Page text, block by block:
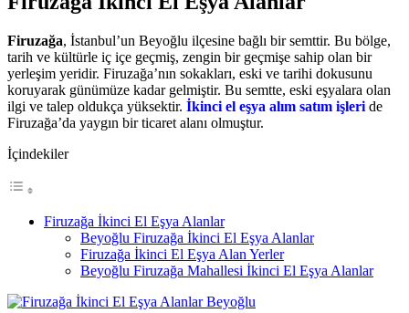
Firuzağa, İstanbul’un Beyoğlu ilçesine bağlı bir semttir. Bu bölge,
tarih ve kültürle iç içe geçmiş, zengin bir geçmişe sahip olan bir
yerleşim yeridir. Firuzağa’nın sokakları, eski ve tarihi dokusunu
koruyarak günümüze kadar gelmiştir. Bu semtte, eski eşyalara olan
ilgi ve talep oldukça yüksektir. İkinci el eşya alım satım işleri de
Firuzağa’da yaygın bir ticaret alanı olmuştur.
İçindekiler
Firuzağa İkinci El Eşya Alanlar
Beyoğlu Firuzağa İkinci El Eşya Alanlar
Firuzağa İkinci El Eşya Alan Yerler
Beyoğlu Firuzağa Mahallesi İkinci El Eşya Alanlar